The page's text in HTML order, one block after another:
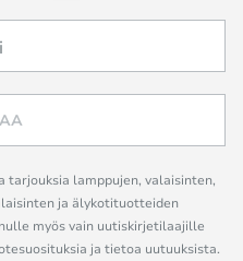
lamppujen, valaisinten,
ja älykotituotteiden
myös vain uutiskirjetilaajille
ja tietoa uutuuksista.